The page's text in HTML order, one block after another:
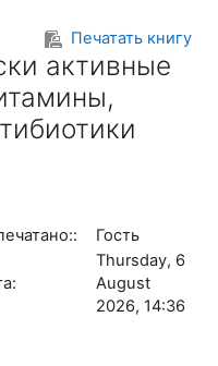
Печатать книгу
активные
Гость
Thursday, 6
August
2026, 14:36